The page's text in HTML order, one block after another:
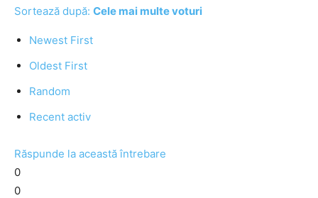
Sortează după: Cele mai multe voturi
Newest First
Oldest First
Random
Recent activ
Răspunde la această întrebare
0
0